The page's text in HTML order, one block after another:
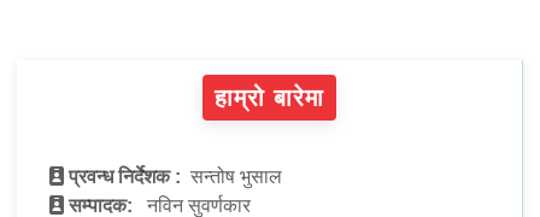
हाम्रो बारेमा
प्रवन्ध निर्देशक : सन्तोष भुसाल
सम्पादक:
नविन सुवर्णकार